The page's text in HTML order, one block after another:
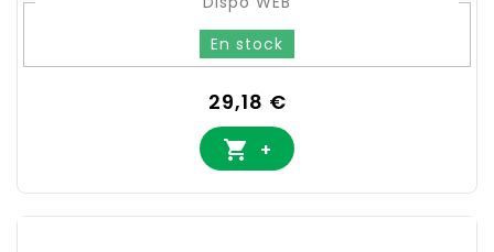
En stock
Prix
29,18 €
 +